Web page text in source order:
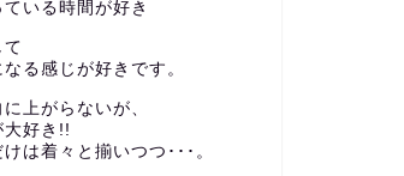
いる時間が好き
る感じが好きです。
上がらないが、
大好き!!
は着々と揃いつつ･･･。